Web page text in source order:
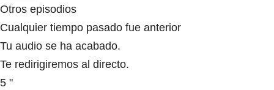
Otros episodios
Cualquier tiempo pasado fue anterior
Tu audio se ha acabado.
Te redirigiremos al directo.
5 "